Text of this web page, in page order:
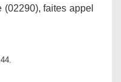
faites appel